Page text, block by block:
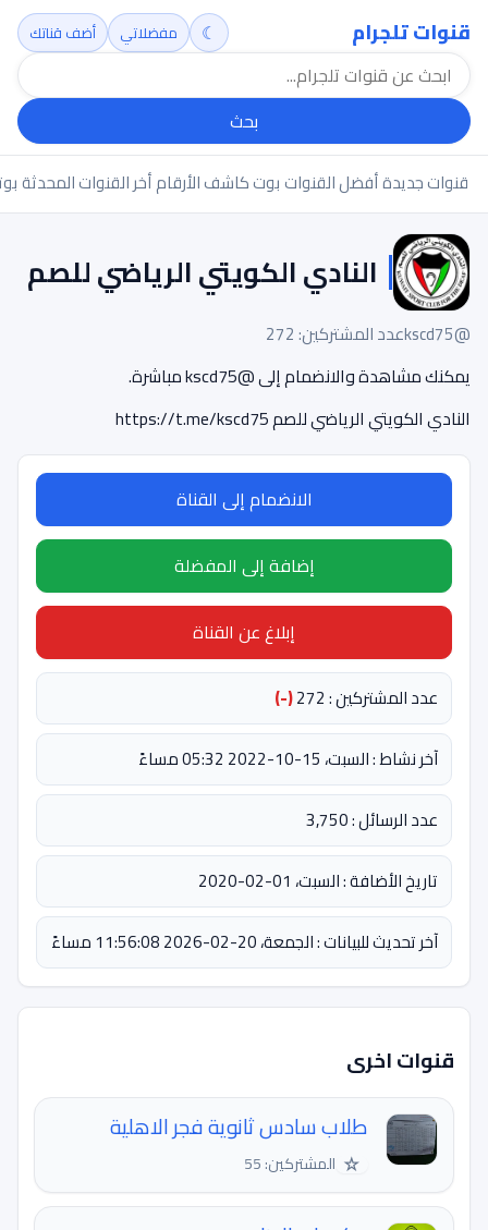
قنوات تلجرام
بحث
☾ مفضلاتي أضف قناتك
قنوات جديدةأفضل القنواتبوت كاشف الأرقامأخر القنوات المحدثة
النادي الكويتي الرياضي للصم
@kscd75
عدد المشتركين: 272
يمكنك مشاهدة والانضمام إلى @kscd75 مباشرة.
النادي الكويتي الرياضي للصم https://t.me/kscd75
الانضمام إلى القناة
إضافة إلى المفضلة
إبلاغ عن القناة
عدد المشتركين : 272
(-)
آخر نشاط : السبت، 15-10-2022 05:32 مساءً
عدد الرسائل : 3,750
تاريخ الأضافة : السبت، 01-02-2020
آخر تحديث للبيانات : الجمعة، 20-02-2026 11:56:08 مساءً
قنوات اخرى
طلاب سادس ثانوية فجر الاهلية
☆ المشتركين: 55